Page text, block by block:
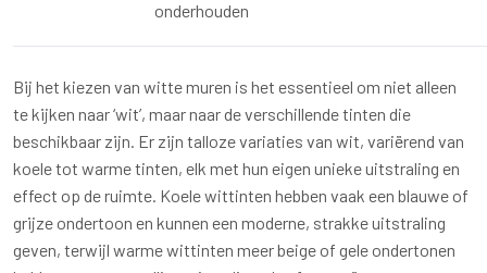
onderhouden
Bij het kiezen van witte muren is het essentieel om niet alleen
te kijken naar ‘wit’, maar naar de verschillende tinten die
beschikbaar zijn. Er zijn talloze variaties van wit, variërend van
koele tot warme tinten, elk met hun eigen unieke uitstraling en
effect op de ruimte. Koele wittinten hebben vaak een blauwe of
grijze ondertoon en kunnen een moderne, strakke uitstraling
geven, terwijl warme wittinten meer beige of gele ondertonen